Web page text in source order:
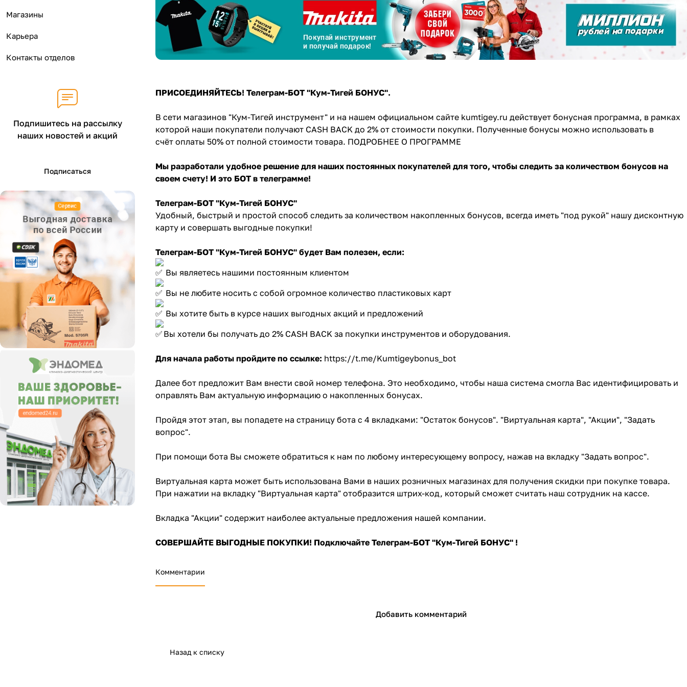
ПРИСОЕДИНЯЙТЕСЬ! Телеграм-БОТ "Кум-Тигей БОНУС".
В сети магазинов "Кум-Тигей инструмент" и на нашем официальном сайте kumtigey.ru действует бонусная программа, в рамках
которой наши покупатели получают CASH BACK до 2% от стоимости покупки. Полученные бонусы можно использовать в
счёт оплаты 50% от полной стоимости товара. ПОДРОБНЕЕ О ПРОГРАММЕ
Мы разработали удобное решение для наших постоянных покупателей для того, чтобы следить за количеством бонусов на
своем счету! И это БОТ в телеграмме!
Телеграм-БОТ "Кум-Тигей БОНУС"
Удобный, быстрый и простой способ следить за количеством накопленных бонусов, всегда иметь "под рукой" нашу дисконтную
карту и совершать выгодные покупки!
Телеграм-БОТ "Кум-Тигей БОНУС" будет Вам полезен, если:
Вы являетесь нашими постоянным клиентом
Вы не любите носить с собой огромное количество пластиковых карт
Вы хотите быть в курсе наших выгодных акций и предложений
Вы хотели бы получать до 2% CASH BACK за покупки инструментов и оборудования.
Для начала работы пройдите по ссылке: https://t.me/Kumtigeybonus_bot
Далее бот предложит Вам внести свой номер телефона. Это необходимо, чтобы наша система смогла Вас идентифицировать и
оправлять Вам актуальную информацию о накопленных бонусах.
Пройдя этот этап, вы попадете на страницу бота с 4 вкладками: "Остаток бонусов". "Виртуальная карта", "Акции", "Задать
вопрос".
При помощи бота Вы сможете обратиться к нам по любому интересующему вопросу, нажав на вкладку "Задать вопрос".
Виртуальная карта может быть использована Вами в наших розничных магазинах для получения скидки при покупке товара.
При нажатии на вкладку "Виртуальная карта" отобразится штрих-код, который сможет считать наш сотрудник на кассе.
Вкладка "Акции" содержит наиболее актуальные предложения нашей компании.
СОВЕРШАЙТЕ ВЫГОДНЫЕ ПОКУПКИ! Подключайте Телеграм-БОТ "Кум-Тигей БОНУС" !
Комментарии
Добавить комментарий
Назад к списку
Магазины
Карьера
Контакты отделов
Подпишитесь на рассылку
наших новостей и акций
Подписаться
Сегодня
25
Оплачивайте сегодня только
Оставшиеся75
об оплате Плайтом
раз в 2
8 800 302-02-51